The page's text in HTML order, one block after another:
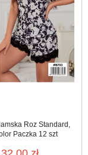
Roz Standard,
Paczka 12 szt